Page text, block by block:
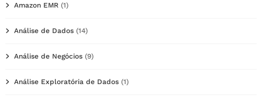
Amazon EMR (1)
Análise de Dados (14)
Análise de Negócios (9)
Análise Exploratória de Dados (1)